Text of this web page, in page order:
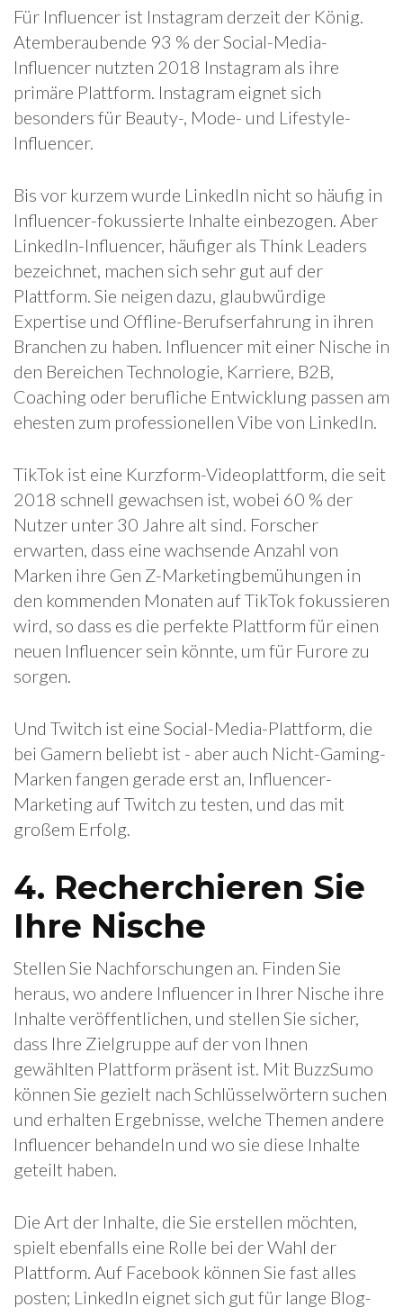
Für Influencer ist Instagram derzeit der König.
Atemberaubende 93 % der Social-Media-
Influencer nutzten 2018 Instagram als ihre
primäre Plattform. Instagram eignet sich
besonders für Beauty-, Mode- und Lifestyle-
Influencer.
Bis vor kurzem wurde LinkedIn nicht so häufig in
Influencer-fokussierte Inhalte einbezogen. Aber
LinkedIn-Influencer, häufiger als Think Leaders
bezeichnet, machen sich sehr gut auf der
Plattform. Sie neigen dazu, glaubwürdige
Expertise und Offline-Berufserfahrung in ihren
Branchen zu haben. Influencer mit einer Nische in
den Bereichen Technologie, Karriere, B2B,
Coaching oder berufliche Entwicklung passen am
ehesten zum professionellen Vibe von LinkedIn.
TikTok ist eine Kurzform-Videoplattform, die seit
2018 schnell gewachsen ist, wobei 60 % der
Nutzer unter 30 Jahre alt sind. Forscher
erwarten, dass eine wachsende Anzahl von
Marken ihre Gen Z-Marketingbemühungen in
den kommenden Monaten auf TikTok fokussieren
wird, so dass es die perfekte Plattform für einen
neuen Influencer sein könnte, um für Furore zu
sorgen.
Und Twitch ist eine Social-Media-Plattform, die
bei Gamern beliebt ist - aber auch Nicht-Gaming-
Marken fangen gerade erst an, Influencer-
Marketing auf Twitch zu testen, und das mit
großem Erfolg.
4. Recherchieren Sie
Ihre Nische
Stellen Sie Nachforschungen an. Finden Sie
heraus, wo andere Influencer in Ihrer Nische ihre
Inhalte veröffentlichen, und stellen Sie sicher,
dass Ihre Zielgruppe auf der von Ihnen
gewählten Plattform präsent ist. Mit BuzzSumo
können Sie gezielt nach Schlüsselwörtern suchen
und erhalten Ergebnisse, welche Themen andere
Influencer behandeln und wo sie diese Inhalte
geteilt haben.
Die Art der Inhalte, die Sie erstellen möchten,
spielt ebenfalls eine Rolle bei der Wahl der
Plattform. Auf Facebook können Sie fast alles
posten; LinkedIn eignet sich gut für lange Blog-